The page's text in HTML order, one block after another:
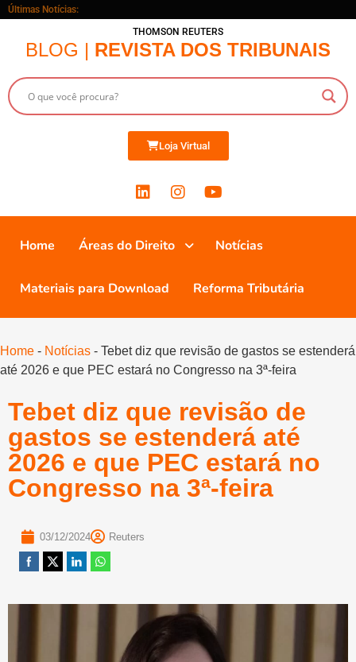
Últimas Notícias:
THOMSON REUTERS
BLOG | REVISTA DOS TRIBUNAIS
Loja Virtual
Home Áreas do Direito Notícias
Materiais para Download Reforma Tributária
Home - Notícias - Tebet diz que revisão de gastos se estenderá
até 2026 e que PEC estará no Congresso na 3ª-feira
Tebet diz que revisão de
gastos se estenderá até
2026 e que PEC estará no
Congresso na 3ª-feira
03/12/2024 Reuters